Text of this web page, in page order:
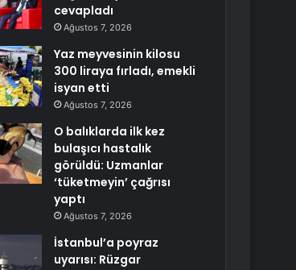
cevapladı
Ağustos 7, 2026
Yaz meyvesinin kilosu
300 liraya fırladı, emekli
isyan etti
Ağustos 7, 2026
O balıklarda ilk kez
bulaşıcı hastalık
görüldü: Uzmanlar
‘tüketmeyin’ çağrısı
yaptı
Ağustos 7, 2026
İstanbul’a poyraz
uyarısı: Rüzgar